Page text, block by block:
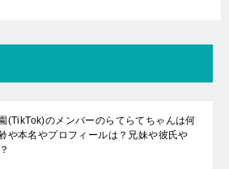
(TikTok)のメンバーのらてらてちゃんは何
や本名やプロフィールは？兄妹や彼氏や